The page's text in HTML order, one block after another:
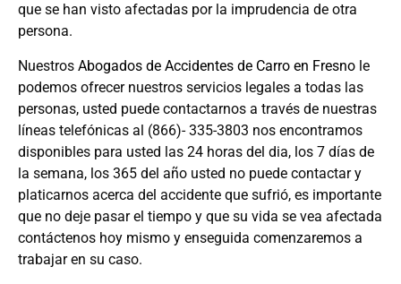
que se han visto afectadas por la imprudencia de otra
persona.
Nuestros Abogados de Accidentes de Carro en Fresno le
podemos ofrecer nuestros servicios legales a todas las
personas, usted puede contactarnos a través de nuestras
líneas telefónicas al (866)- 335-3803 nos encontramos
disponibles para usted las 24 horas del dia, los 7 días de
la semana, los 365 del año usted no puede contactar y
platicarnos acerca del accidente que sufrió, es importante
que no deje pasar el tiempo y que su vida se vea afectada
contáctenos hoy mismo y enseguida comenzaremos a
trabajar en su caso.